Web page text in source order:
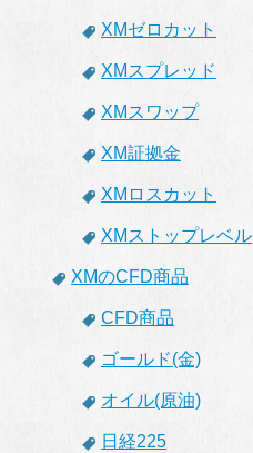
XMゼロカット
XMスプレッド
XMスワップ
XM証拠金
XMロスカット
XMストップレベル
XMのCFD商品
CFD商品
ゴールド(金)
オイル(原油)
日経225